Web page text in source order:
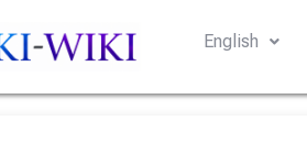
English